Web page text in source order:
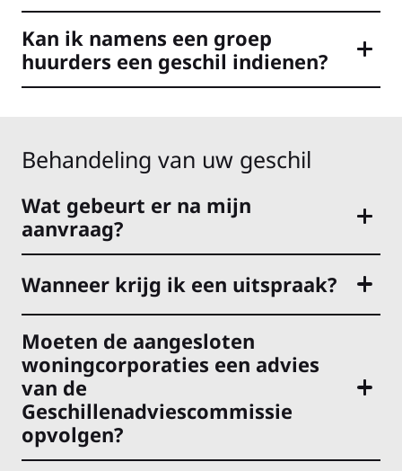
Kan ik namens een groep
huurders een geschil indienen?
Behandeling van uw geschil
Wat gebeurt er na mijn
aanvraag?
Wanneer krijg ik een uitspraak?
Moeten de aangesloten
woningcorporaties een advies
van de
Geschillenadviescommissie
opvolgen?